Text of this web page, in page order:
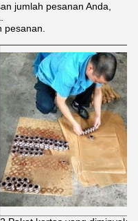
jumlah pesanan Anda,
pesanan.